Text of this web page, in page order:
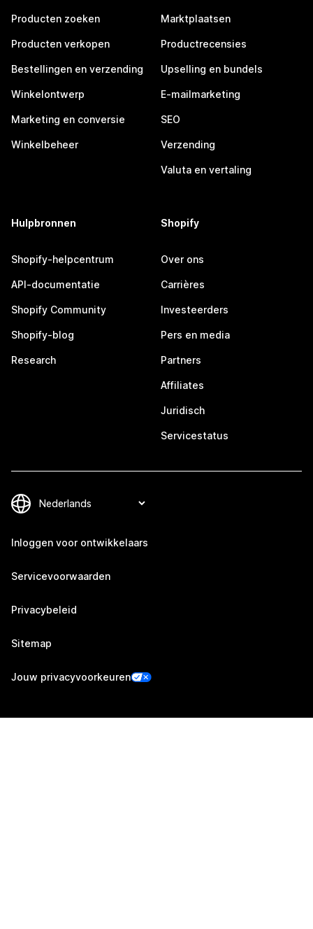
Producten zoeken
Producten verkopen
Bestellingen en verzending
Winkelontwerp
Marketing en conversie
Winkelbeheer
Marktplaatsen
Productrecensies
Upselling en bundels
E-mailmarketing
SEO
Verzending
Valuta en vertaling
Hulpbronnen
Shopify-helpcentrum
API-documentatie
Shopify Community
Shopify-blog
Research
Shopify
Over ons
Carrières
Investeerders
Pers en media
Partners
Affiliates
Juridisch
Servicestatus
Inloggen voor ontwikkelaars
Servicevoorwaarden
Privacybeleid
Sitemap
Jouw privacyvoorkeuren